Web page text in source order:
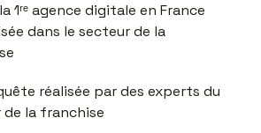
1ʳᵉ agence digitale en France
dans le secteur de la
réalisée par des experts du
de la franchise